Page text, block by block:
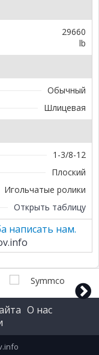
29660
lb
Обычный
Шлицевая
1-3/8-12
Плоский
Игольчатые ролики
Открыть таблицу
написать нам.
О нас